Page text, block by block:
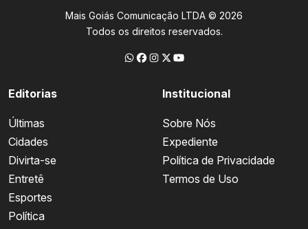
Mais Goiás Comunicação LTDA © 2026
Todos os direitos reservados.
Editorias
Últimas
Cidades
Divirta-se
Entretê
Esportes
Política
Institucional
Sobre Nós
Expediente
Política de Privacidade
Termos de Uso